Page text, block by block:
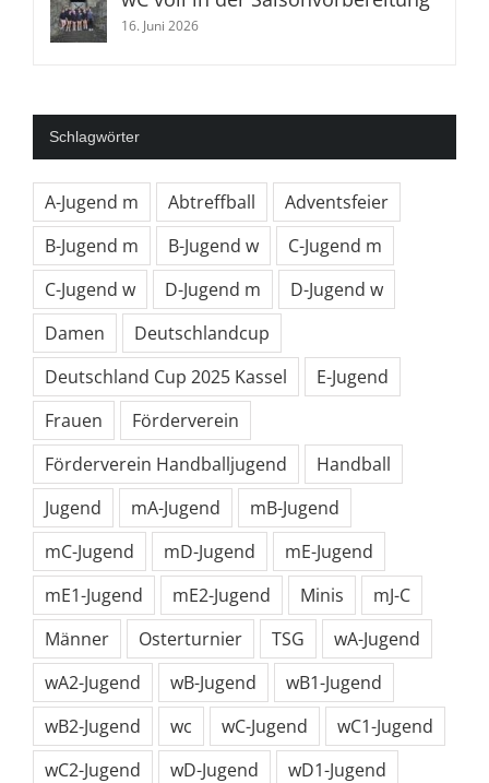
16. Juni 2026
Schlagwörter
A-Jugend m Abtreffball
Adventsfeier
B-Jugend m
B-Jugend w
C-Jugend m
C-Jugend w
D-Jugend m
D-Jugend w
Damen
Deutschlandcup
Deutschland Cup 2025 Kassel
E-Jugend
Frauen
Förderverein
Förderverein Handballjugend
Handball
Jugend
mA-Jugend
mB-Jugend
mC-Jugend
mD-Jugend
mE-Jugend
mE1-Jugend
mE2-Jugend Minis
mJ-C
Männer
Osterturnier TSG
wA-Jugend
wA2-Jugend
wB-Jugend
wB1-Jugend
wB2-Jugend
wc wC-Jugend
wC1-Jugend
wC2-Jugend
wD-Jugend
wD1-Jugend